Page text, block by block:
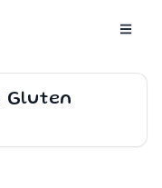
Gluten